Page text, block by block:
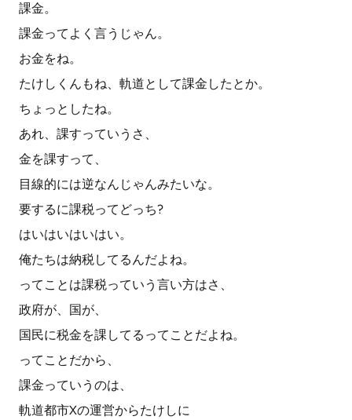
課金。
課金ってよく言うじゃん。
お金をね。
たけしくんもね、軌道として課金したとか。
ちょっとしたね。
あれ、課すっていうさ、
金を課すって、
目線的には逆なんじゃんみたいな。
要するに課税ってどっち?
はいはいはいはい。
俺たちは納税してるんだよね。
ってことは課税っていう言い方はさ、
政府が、国が、
国民に税金を課してるってことだよね。
ってことだから、
課金っていうのは、
軌道都市Xの運営からたけしに